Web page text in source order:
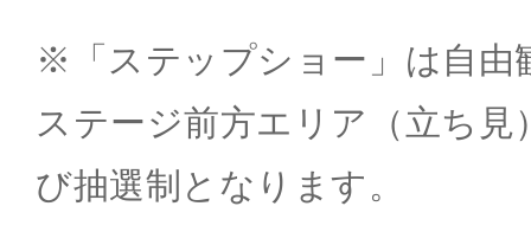
※「ステップショー」は自由
ステージ前方エリア（立ち見
び抽選制となります。